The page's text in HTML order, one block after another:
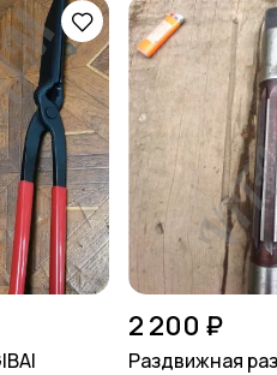
2 200 ₽
Раздвижная